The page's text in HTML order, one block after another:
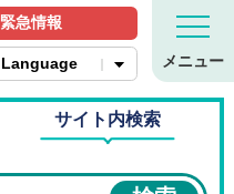
筑西市ホームページ
緊急情報
Language メニュー
サイト内検索